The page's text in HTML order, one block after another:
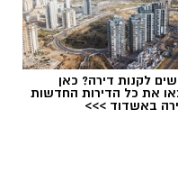
להוביל את תחום
לקנות דירה? כאן
את כל הדירות החדשות
באשדוד >>>